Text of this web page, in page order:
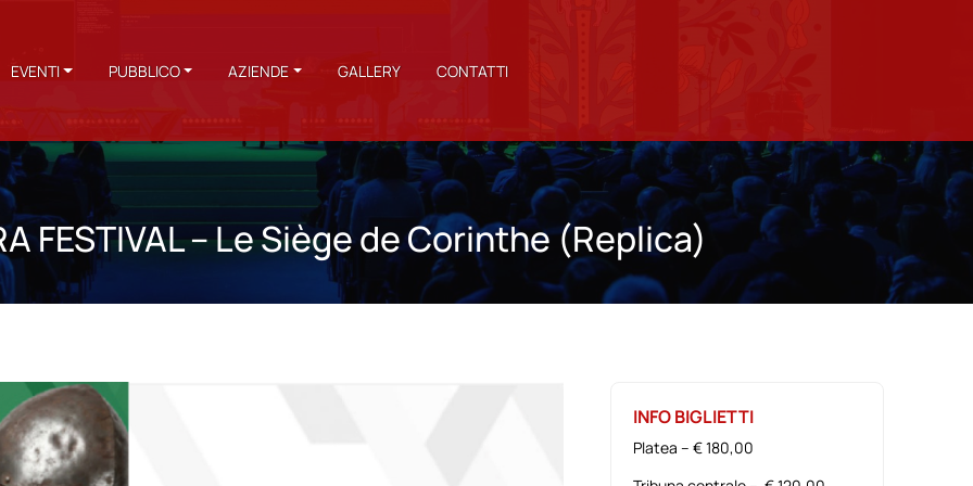
EVENTI PUBBLICO AZIENDE GALLERY CONTATTI
FESTIVAL – Le Siège de Corinthe (Replica)
INFO BIGLIETTI
Platea – € 180,00